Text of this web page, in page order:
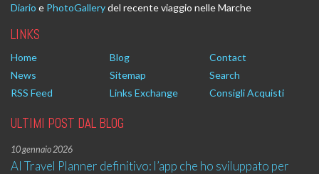
Diario e PhotoGallerydel recente viaggio nelle Marche
LINKS
Home Blog
Contact
News
Sitemap
Search
RSS Feed
Links Exchange Consigli Acquisti
ULTIMI POST DAL BLOG
10 gennaio 2026
AI Travel Planner definitivo: l’app che ho sviluppato per